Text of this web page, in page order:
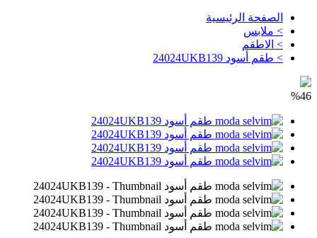
الصفحة الرئيسية
> ملابس
> الاطقم
> طقم أسود 24024UKB139
%46